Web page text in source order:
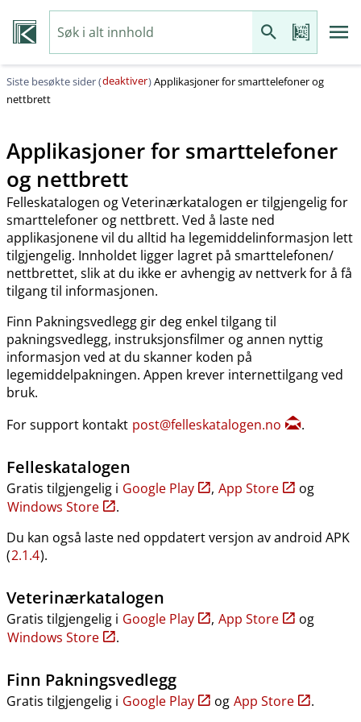
Siste besøkte sider (deaktiver)Applikasjoner for smarttelefoner og
nettbrett
Applikasjoner for smarttelefoner
og nettbrett
Felleskatalogen og Veterinærkatalogen er tilgjengelig for
smarttelefoner og nettbrett. Ved å laste ned
applikasjonene vil du alltid ha legemiddelinformasjon lett
tilgjengelig. Innholdet ligger lagret på smarttelefonen​/​
nettbrettet, slik at du ikke er avhengig av nettverk for å få
tilgang til informasjonen.
Finn Pakningsvedlegg gir deg enkel tilgang til
pakningsvedlegg, instruksjonsfilmer og annen nyttig
informasjon ved at du skanner koden på
legemiddelpakningen. Appen krever internettilgang ved
bruk.
For support kontakt post@felleskatalogen.no .
Felleskatalogen
Gratis tilgjengelig i Google Play , App Store
og
Windows Store
.
Du kan også laste ned oppdatert versjon av android APK
(2.1.4).
Veterinærkatalogen
Gratis tilgjengelig i Google Play , App Store
og
Windows Store
.
Finn Pakningsvedlegg
Gratis tilgjengelig i Google Play og App Store .